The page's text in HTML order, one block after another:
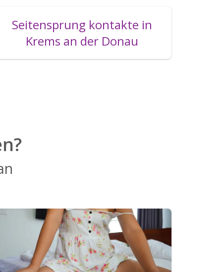
Seitensprung kontakte in
Krems an der Donau